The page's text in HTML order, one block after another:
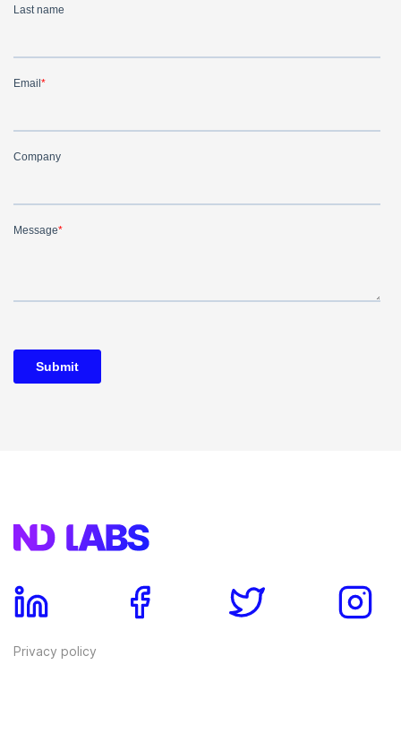
Privacy policy